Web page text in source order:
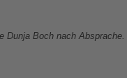
Dunja Boch nach Absprache.